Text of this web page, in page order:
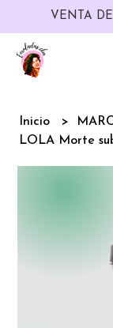
VENTA
Inicio
LOLA Morte